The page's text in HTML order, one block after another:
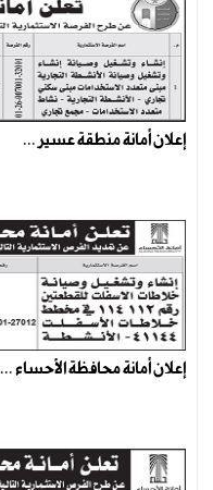
إعلان أمانة منطقة عسير ...
إعلان أمانة محافظة الأحساء ...